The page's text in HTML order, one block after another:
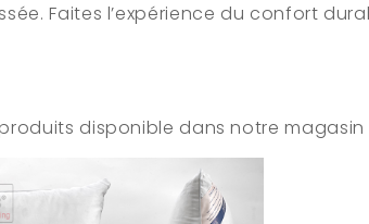
Faites l’expérience du confort
disponible dans notre magasin